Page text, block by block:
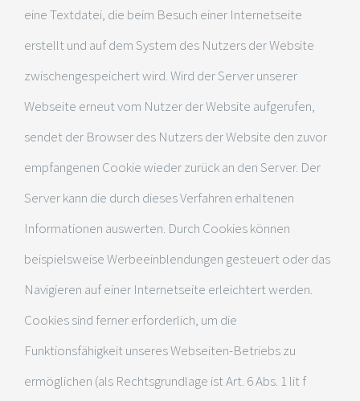
eine Textdatei, die beim Besuch einer Internetseite
erstellt und auf dem System des Nutzers der Website
zwischengespeichert wird. Wird der Server unserer
Webseite erneut vom Nutzer der Website aufgerufen,
sendet der Browser des Nutzers der Website den zuvor
empfangenen Cookie wieder zurück an den Server. Der
Server kann die durch dieses Verfahren erhaltenen
Informationen auswerten. Durch Cookies können
beispielsweise Werbeeinblendungen gesteuert oder das
Navigieren auf einer Internetseite erleichtert werden.
Cookies sind ferner erforderlich, um die
Funktionsfähigkeit unseres Webseiten-Betriebs zu
ermöglichen (als Rechtsgrundlage ist Art. 6 Abs. 1 lit f